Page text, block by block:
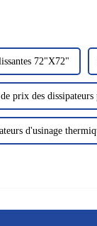
72"X72"
prix des
d'usinage